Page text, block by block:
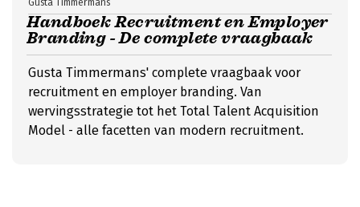
Handboek Recruitment en Employer
Branding - De complete vraagbaak
Gusta Timmermans
Gusta Timmermans' complete vraagbaak voor
recruitment en employer branding. Van
wervingsstrategie tot het Total Talent Acquisition
Model - alle facetten van modern recruitment.